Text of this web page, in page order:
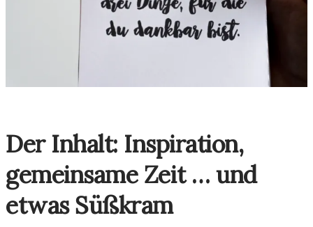
Der Inhalt: Inspiration,
gemeinsame Zeit … und
etwas Süßkram